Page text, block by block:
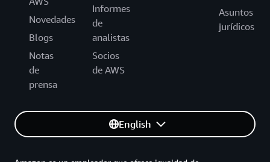
Novedades
Blogs
Notas
de
prensa
Informes
de
analistas
Socios
de AWS
Asuntos
jurídicos
English